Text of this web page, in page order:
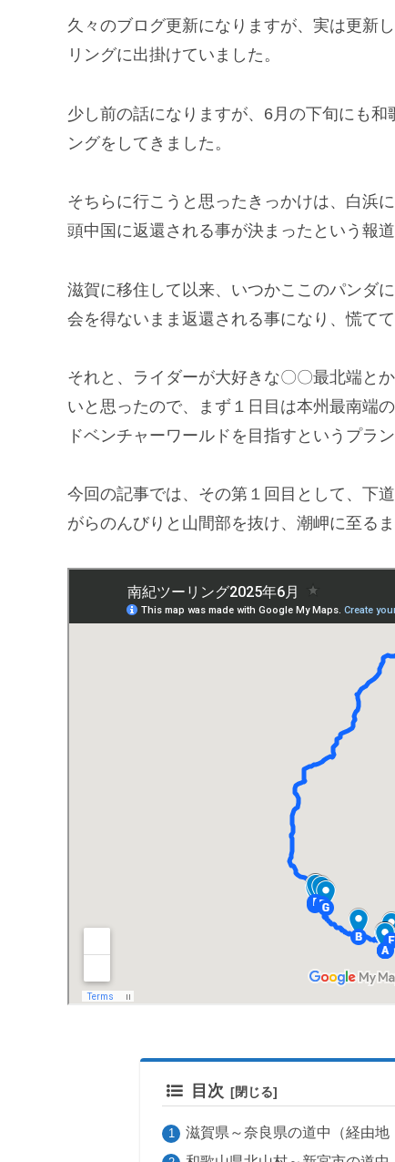
久々のブログ更新になりますが、実は更新
リングに出掛けていました。
少し前の話になりますが、6月の下旬にも
ングをしてきました。
そちらに行こうと思ったきっかけは、白浜
頭中国に返還される事が決まったという報
滋賀に移住して以来、いつかここのパンダ
会を得ないまま返還される事になり、慌て
それと、ライダーが大好きな〇〇最北端と
いと思ったので、まず１日目は本州最南端
ドベンチャーワールドを目指すというプラ
今回の記事では、その第１回目として、下
がらのんびりと山間部を抜け、潮岬に至る
目次
滋賀県～奈良県の道中（経由地